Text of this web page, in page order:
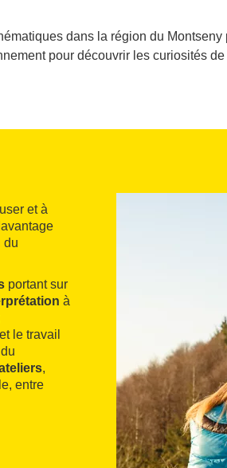
dans la région du
pour découvrir les curiosités de
et à
du
portant sur
à
le travail
,
entre